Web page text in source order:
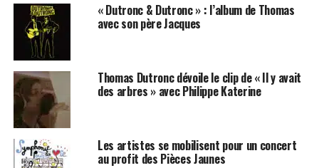
« Dutronc & Dutronc » : l’album de Thomas
avec son père Jacques
Thomas Dutronc dévoile le clip de « Il y avait
des arbres » avec Philippe Katerine
Les artistes se mobilisent pour un concert
au profit des Pièces Jaunes